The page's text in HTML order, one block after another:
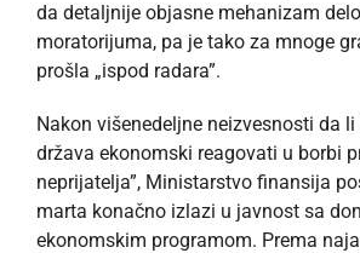
da detaljnije objasne mehanizam
moratorijuma, pa je tako za mnoge
prošla „ispod radara”.
Nakon višenedeljne neizvesnosti da
država ekonomski reagovati u borbi
neprijatelja”, Ministarstvo finansija
marta konačno izlazi u javnost sa
ekonomskim programom. Prema